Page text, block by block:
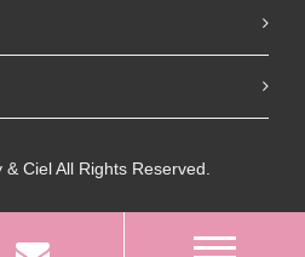
Ciel All Rights Reserved.